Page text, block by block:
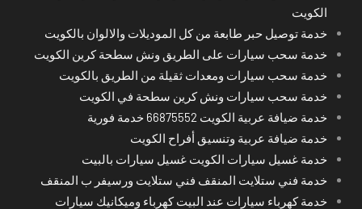
الكويت
خدمة توصيل حبر طابعة من كل الموديلات والالوان بالكويت
خدمة سحب سيارات على الطريق ونش سطحة كرين الكويت
خدمة سحب سيارات ومعدات ثقيلة من الطريق بالكويت
خدمة سحب سيارات ونش كرين سطحة في الكويت
خدمة ضيافة عربية الكويت 66875552 خدمة فورية
خدمة ضيافة عربية وتنسيق أفراح الكويت
خدمة غسيل سيارات الكويت غسيل سيارات بالبيت
خدمة فني ستلايت المنقف فني ستلايت ورسيفر ب المنقف
خدمة كهرباء سيارات عند البيت كهرباء وميكانيك سيارات